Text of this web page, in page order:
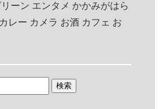
リーン エンタメ かかみがはら
カレー カメラ お酒 カフェ お